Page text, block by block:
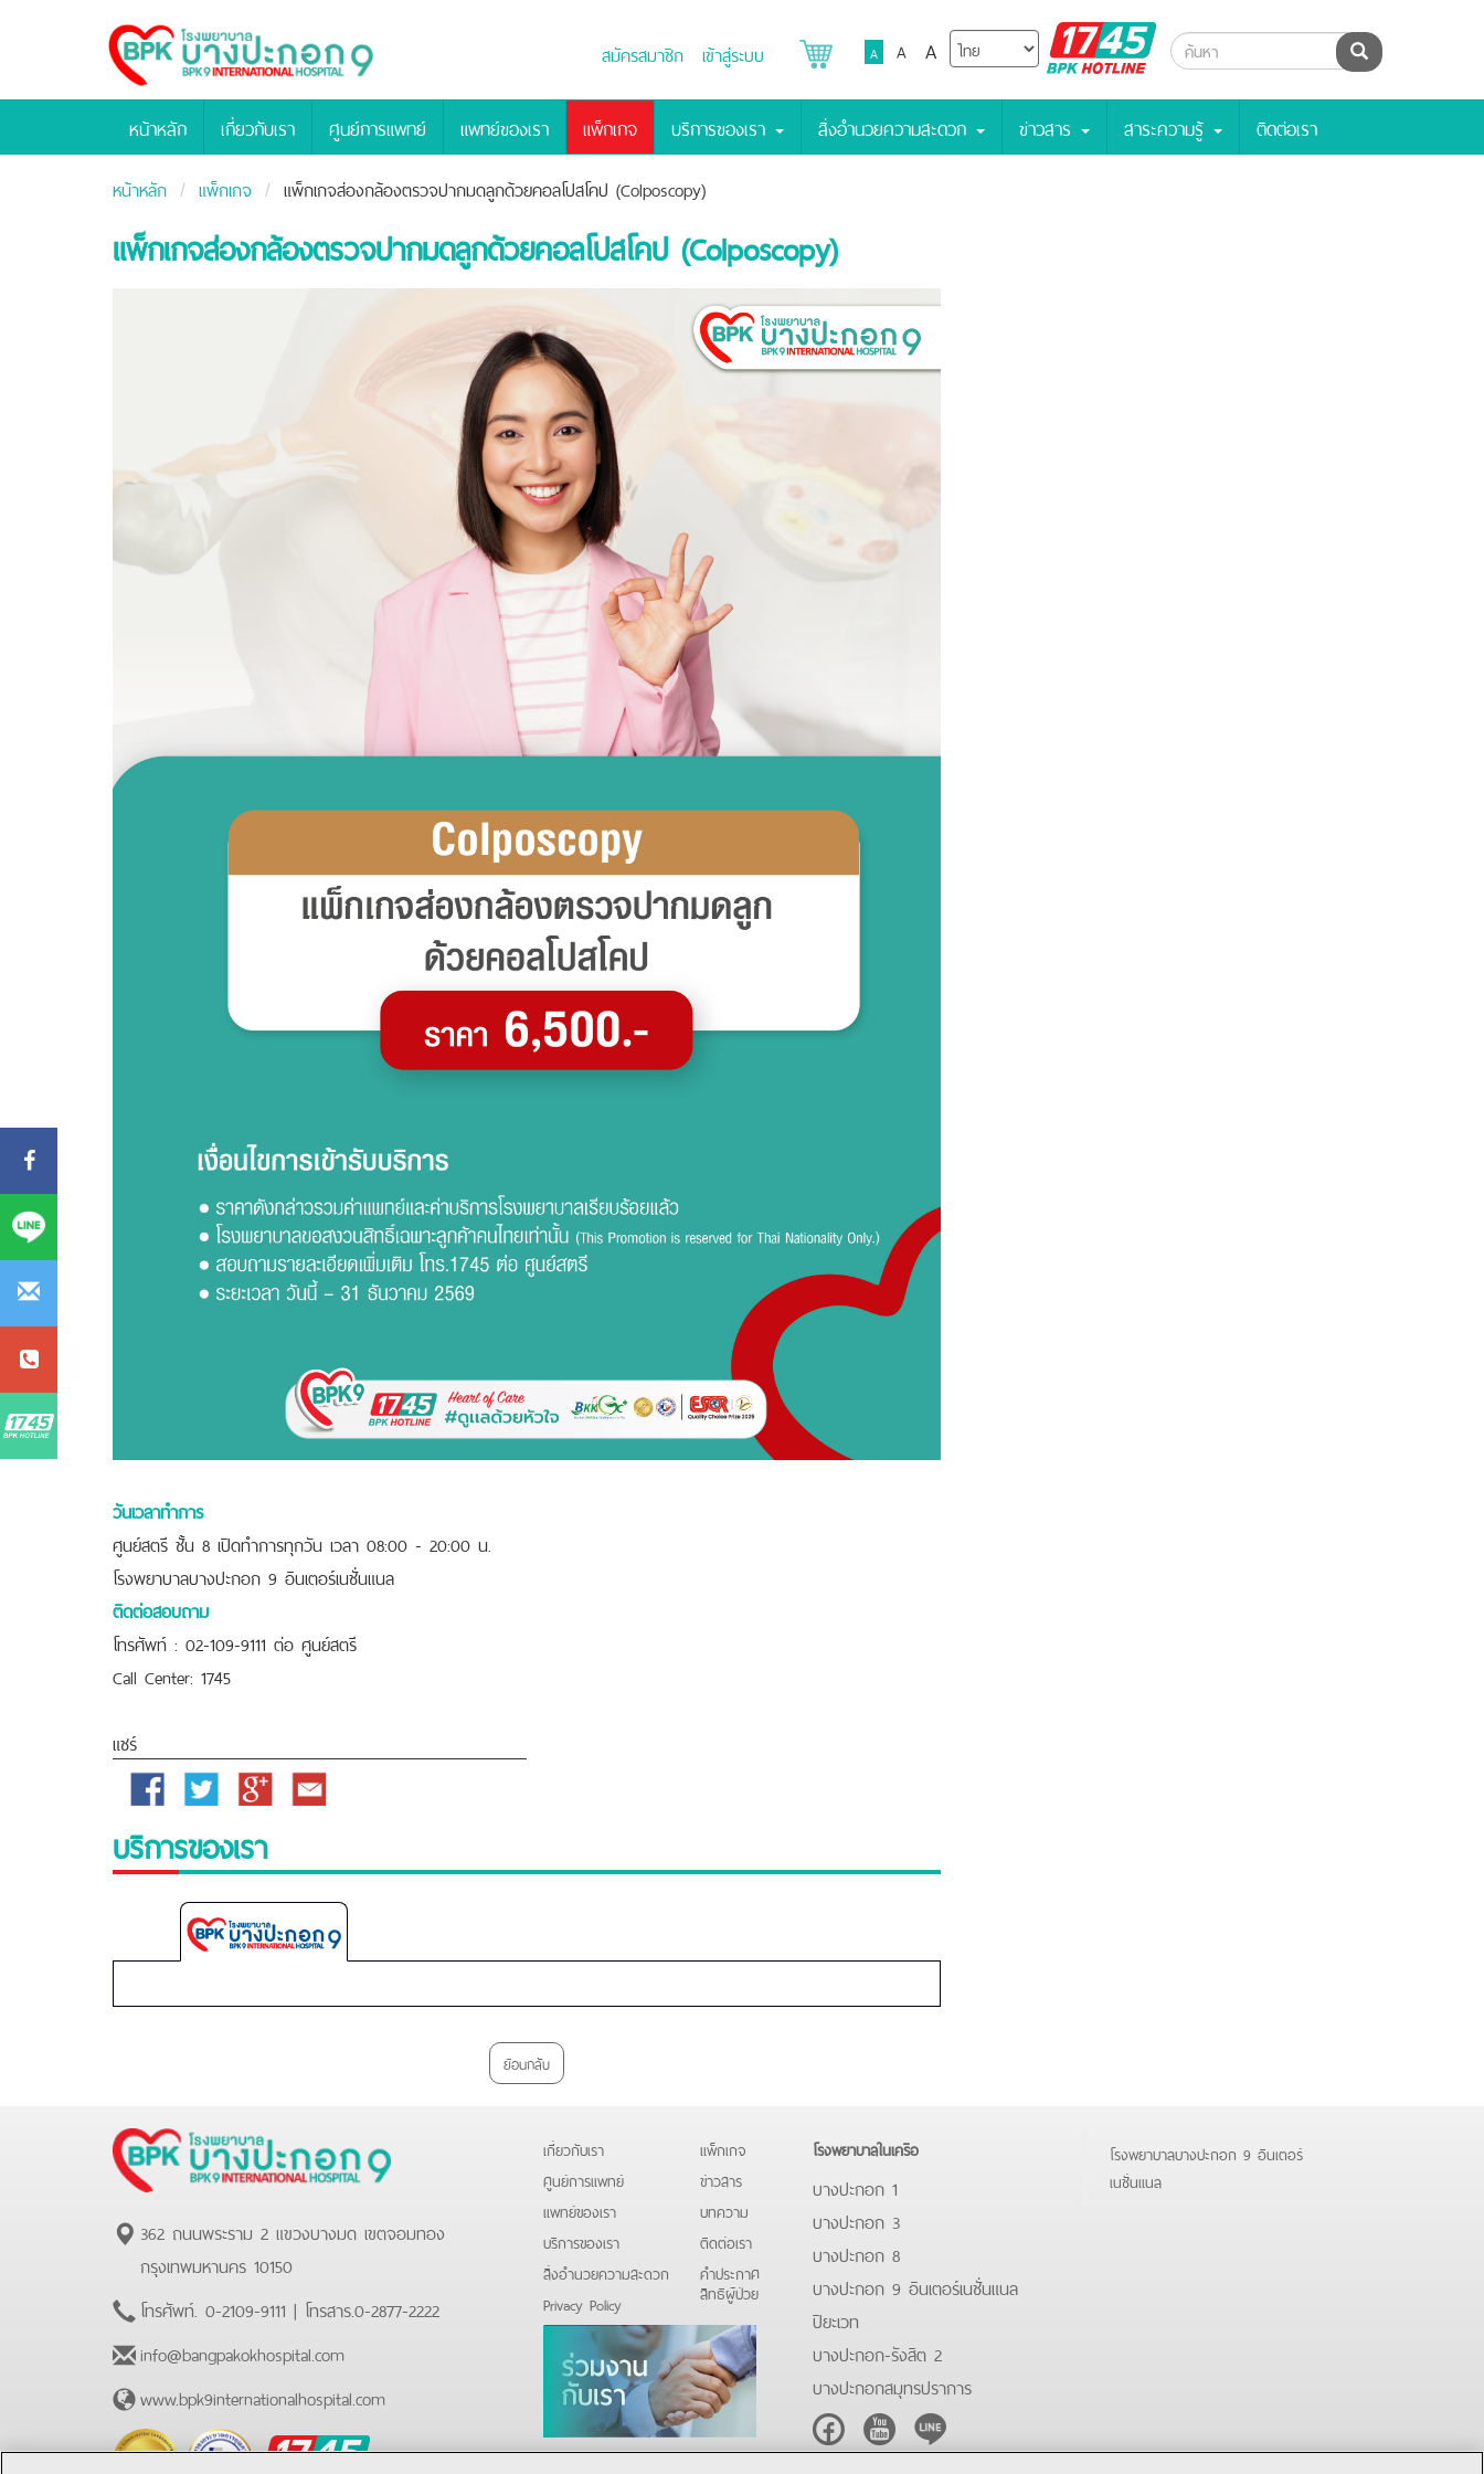
Bangpakok
Hospital
สมัครสมาชิก เข้าสู่ระบบ A A A
BPK
Hotline
ค้นหา
หน้าหลัก เกี่ยวกับเรา ศูนย์การแพทย์ แพทย์ของเรา แพ็กเกจ บริการของเรา สิ่งอำนวยความสะดวก ข่าวสาร สาระความรู้ ติดต่อเรา
หน้าหลัก แพ็กเกจ แพ็กเกจส่องกล้องตรวจปากมดลูกด้วยคอลโปสโคป (Colposcopy)
แพ็กเกจส่องกล้องตรวจปากมดลูกด้วยคอลโปสโคป (Colposcopy)
วันเวลาทำการ
ศูนย์สตรี ชั้น 8 เปิดทำการทุกวัน เวลา 08:00 - 20:00 น.
โรงพยาบาลบางปะกอก 9 อินเตอร์เนชั่นแนล
ติดต่อสอบถาม
โทรศัพท์ : 02-109-9111 ต่อ ศูนย์สตรี
Call Center: 1745
แชร์
Facebook Twitter
Google
Email
บริการของเรา
International
ย้อนกลับ
362 ถนนพระราม 2 แขวงบางมด เขตจอมทอง
กรุงเทพมหานคร 10150
โทรศัพท์. 0-2109-9111 | โทรสาร.0-2877-2222
info@bangpakokhospital.com
www.bpk9internationalhospital.com
BPK
เกี่ยวกับเรา
ศูนย์การแพทย์
แพทย์ของเรา
บริการของเรา
สิ่งอำนวยความสะดวก
Privacy Policy
แพ็กเกจ
ข่าวสาร
บทความ
ติดต่อเรา
คําประกาศ
สิทธิผู้ป่วย
โรงพยาบาลในเครือ
บางปะกอก 1
บางปะกอก 3
บางปะกอก 8
บางปะกอก 9 อินเตอร์เนชั่นแนล
ปิยะเวท
บางปะกอก-รังสิต 2
บางปะกอกสมุทรปราการ
FacebookYoutubeLine
โรงพยาบาลบางปะกอก 9 อินเตอร์
เนชั่นแนล